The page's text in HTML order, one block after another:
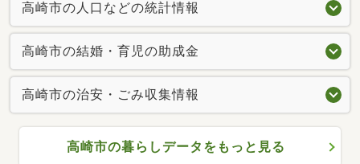
高崎市の人口などの統計情報
高崎市の結婚・育児の助成金
高崎市の治安・ごみ収集情報
高崎市の暮らしデータをもっと見る